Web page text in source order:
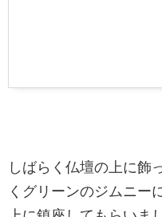
しばらく仏壇の上に飾
くグリーンのジムニー